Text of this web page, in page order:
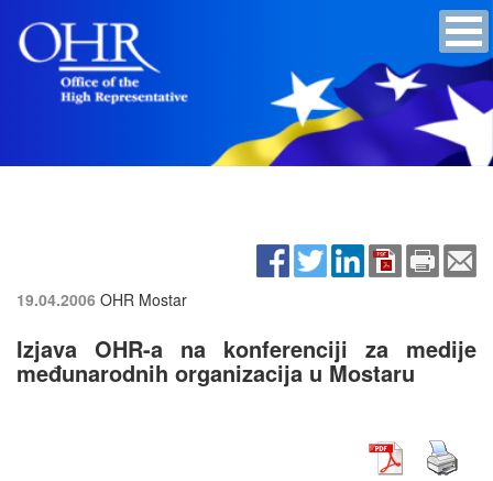
19.04.2006 OHR Mostar
Izjava OHR-a na konferenciji za medije
međunarodnih organizacija u Mostaru